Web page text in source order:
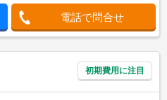
電話で問合せ
初期費用に注目